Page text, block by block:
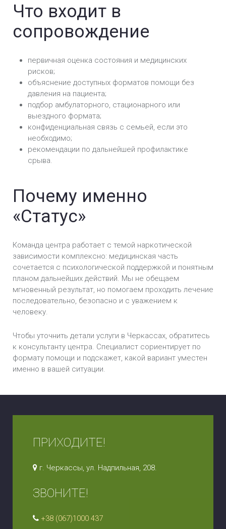
Что входит в
сопровождение
первичная оценка состояния и медицинских
рисков;
объяснение доступных форматов помощи без
давления на пациента;
подбор амбулаторного, стационарного или
выездного формата;
конфиденциальная связь с семьей, если это
необходимо;
рекомендации по дальнейшей профилактике
срыва.
Почему именно
«Статус»
Команда центра работает с темой наркотической
зависимости комплексно: медицинская часть
сочетается с психологической поддержкой и понятным
планом дальнейших действий. Мы не обещаем
мгновенный результат, но помогаем проходить лечение
последовательно, безопасно и с уважением к
человеку.
Чтобы уточнить детали услуги в Черкассах, обратитесь
к консультанту центра. Специалист сориентирует по
формату помощи и подскажет, какой вариант уместен
именно в вашей ситуации.
ПРИХОДИТЕ!
г. Черкассы, ул. Надпильная, 208.
ЗВОНИТЕ!
+38 (067)1000 437